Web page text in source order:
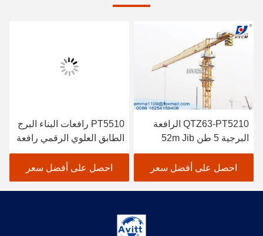
QTZ63-PT5210 الرافعة
البرجية 5 طن 52m Jib
الطويل بناء بناء الرافعة
احصل على أفضل سعر
PT5510 رافعات البناء البرج
الطابق العلوي الرقمي رافعة
البرج مواصفات 6t
احصل على أفضل سعر